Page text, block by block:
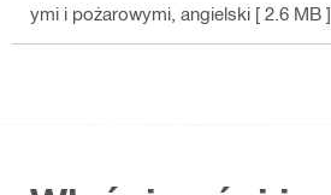
ymi i pożarowymi , angielski [ 2.6 MB ]